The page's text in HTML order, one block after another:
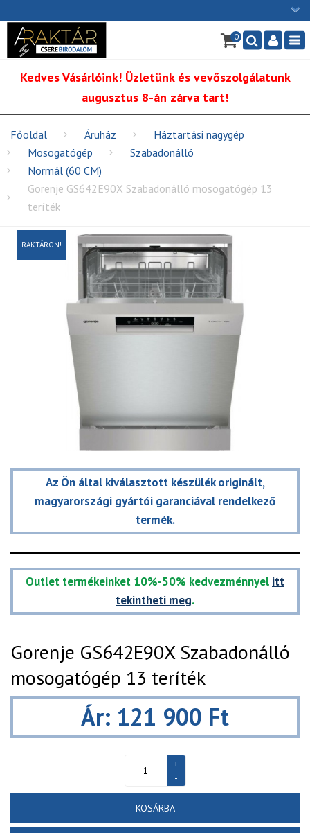
Ügyfélszolgálat: H-P: 9:00 - 16:00
06/1 255-2211
info@cserebirodalom.hu
×
0
Kedves Vásárlóink! Üzletünk és vevőszolgálatunk
augusztus 8-án zárva tart!
Főoldal Áruház
Háztartási nagygép
Mosogatógép
Szabadonálló
Normál (60 CM)
Gorenje GS642E90X Szabadonálló mosogatógép 13
teríték
RAKTÁRON!
Az Ön által kiválasztott készülék originált,
magyarországi gyártói garanciával rendelkező
termék.
Outlet termékeinket 10%-50% kedvezménnyel itt
tekintheti meg.
Gorenje GS642E90X Szabadonálló
mosogatógép 13 teríték
Ár: 121 900 Ft
KOSÁRBA